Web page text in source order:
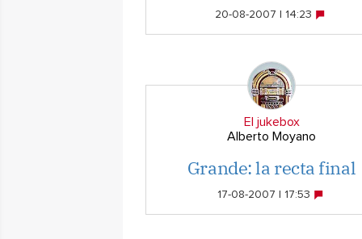
20-08-2007 | 14:23
El jukebox
Alberto Moyano
Grande: la recta final
17-08-2007 | 17:53